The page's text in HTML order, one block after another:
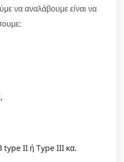
να αναλάβουμε είναι να
,
type II ή Type III κα.